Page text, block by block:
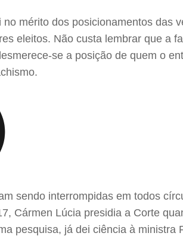
no mérito dos posicionamentos das
eleitos. Não custa lembrar que a
se a posição de quem o
sendo interrompidas em todos
Cármen Lúcia presidia a Corte
pesquisa, já dei ciência à